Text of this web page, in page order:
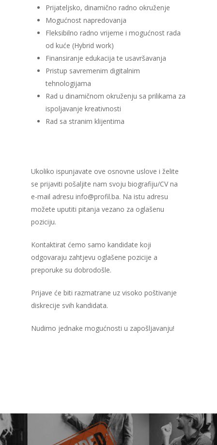
Prijateljsko, dinamično radno okruženje
Mogućnost napredovanja
Fleksibilno radno vrijeme i mogućnost rada
od kuće (Hybrid work)
Finansiranje edukacija te usavršavanja
Pristup savremenim digitalnim
tehnologijama
Rad u dinamičnom okruženju sa prilikama za
ispoljavanje kreativnosti
Rad sa stranim klijentima
Ukoliko ispunjavate ove osnovne uslove i želite
se prijaviti pošaljite nam svoju biografiju/CV na
e-mail adresu info@profil.ba. Na istu adresu
možete uputiti pitanja vezano za oglašenu
poziciju.
Kontaktirat ćemo samo kandidate koji
odgovaraju zahtjevu oglašene pozicije a
preporuke su dobrodošle.
Prijave će biti razmatrane uz visoko poštivanje
diskrecije svih kandidata.
Nudimo jednake mogućnosti u zapošljavanju!